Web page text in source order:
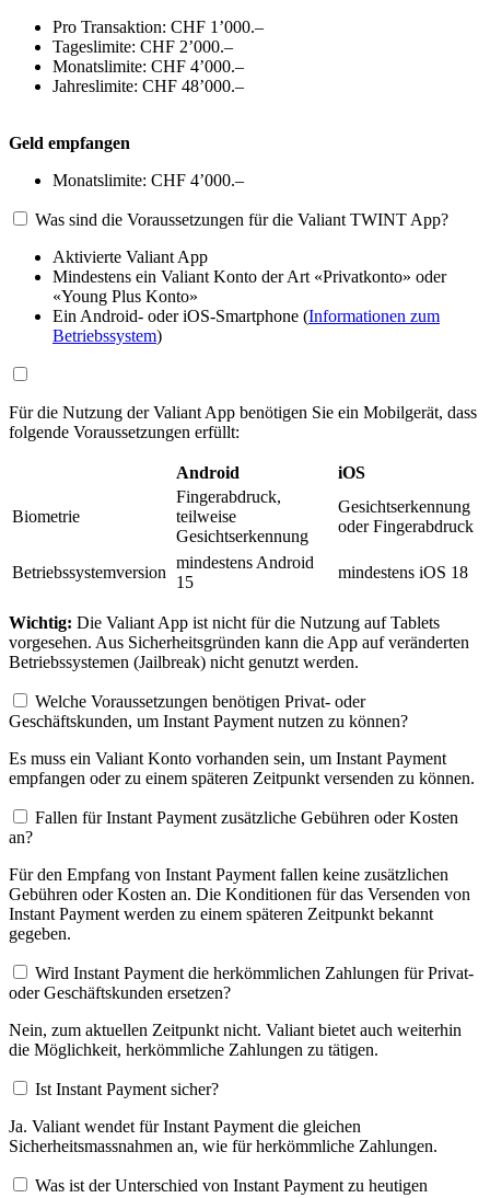
Pro Transaktion: CHF 1’000.–
Tageslimite: CHF 2’000.–
Monatslimite: CHF 4’000.–
Jahreslimite: CHF 48’000.–
Geld empfangen
Monatslimite: CHF 4’000.–
Was sind die Voraussetzungen für die Valiant TWINT App?
Aktivierte Valiant App
Mindestens ein Valiant Konto der Art «Privatkonto» oder
«Young Plus Konto»
Ein Android- oder iOS-Smartphone (Informationen zum
Betriebssystem)
Für die Nutzung der Valiant App benötigen Sie ein Mobilgerät, dass
folgende Voraussetzungen erfüllt:
Android iOS
Biometrie
Fingerabdruck,
teilweise
Gesichtserkennung
Gesichtserkennung
oder Fingerabdruck
Betriebssystemversion
mindestens Android
15
mindestens iOS 18
Wichtig: Die Valiant App ist nicht für die Nutzung auf Tablets
vorgesehen. Aus Sicherheitsgründen kann die App auf veränderten
Betriebssystemen (Jailbreak) nicht genutzt werden.
Welche Voraussetzungen benötigen Privat- oder
Geschäftskunden, um Instant Payment nutzen zu können?
Es muss ein Valiant Konto vorhanden sein, um Instant Payment
empfangen oder zu einem späteren Zeitpunkt versenden zu können.
Fallen für Instant Payment zusätzliche Gebühren oder Kosten
an?
Für den Empfang von Instant Payment fallen keine zusätzlichen
Gebühren oder Kosten an. Die Konditionen für das Versenden von
Instant Payment werden zu einem späteren Zeitpunkt bekannt
gegeben.
Wird Instant Payment die herkömmlichen Zahlungen für Privat-
oder Geschäftskunden ersetzen?
Nein, zum aktuellen Zeitpunkt nicht. Valiant bietet auch weiterhin
die Möglichkeit, herkömmliche Zahlungen zu tätigen.
Ist Instant Payment sicher?
Ja. Valiant wendet für Instant Payment die gleichen
Sicherheitsmassnahmen an, wie für herkömmliche Zahlungen.
Was ist der Unterschied von Instant Payment zu heutigen